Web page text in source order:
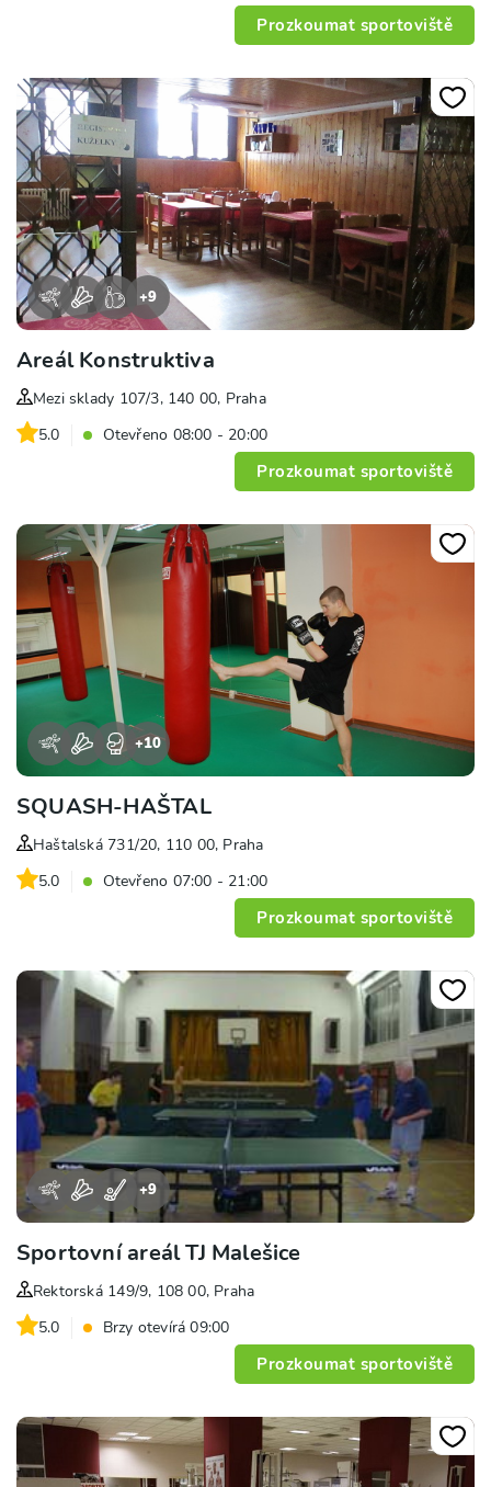
Prozkoumat sportoviště
+9
Areál Konstruktiva
Mezi sklady 107/3, 140 00, Praha
5.0
Otevřeno 08:00 - 20:00
Prozkoumat sportoviště
+10
SQUASH-HAŠTAL
Haštalská 731/20, 110 00, Praha
5.0
Otevřeno 07:00 - 21:00
Prozkoumat sportoviště
+9
Sportovní areál TJ Malešice
Rektorská 149/9, 108 00, Praha
5.0
Brzy otevírá 09:00
Prozkoumat sportoviště